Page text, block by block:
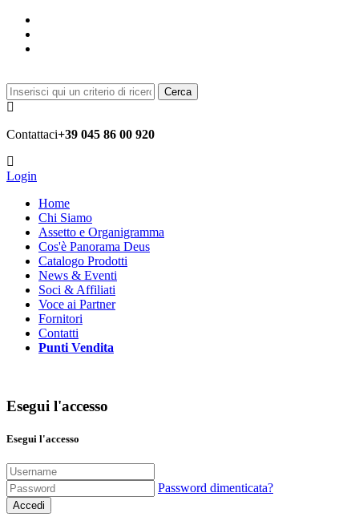
Cerca
Contattaci+39 045 86 00 920
Login
Home
Chi Siamo
Assetto e Organigramma
Cos'è Panorama Deus
Catalogo Prodotti
News & Eventi
Soci & Affiliati
Voce ai Partner
Fornitori
Contatti
Punti Vendita
Esegui l'accesso
Esegui l'accesso
Password dimenticata?
Accedi